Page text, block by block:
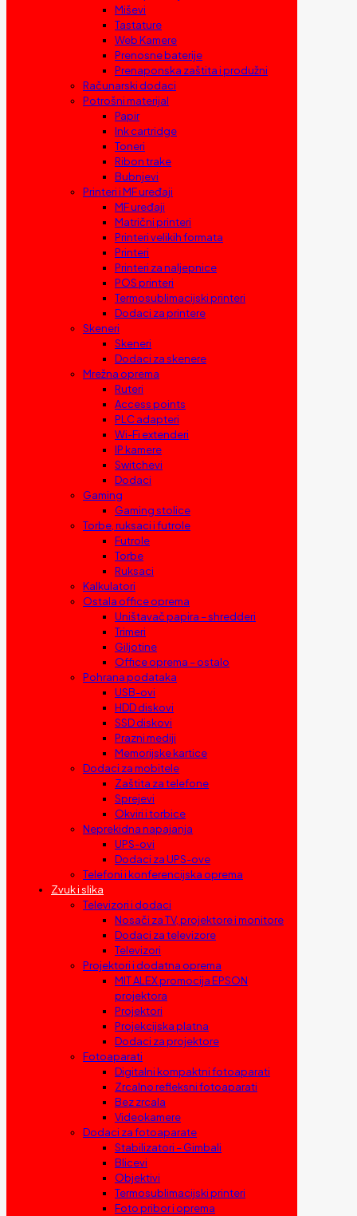
Miševi
Tastature
Web Kamere
Prenosne baterije
Prenaponska zaštita i produžni
Računarski dodaci
Potrošni materijal
Papir
Ink cartridge
Toneri
Ribon trake
Bubnjevi
Printeri i MF uređaji
MF uređaji
Matrični printeri
Printeri velikih formata
Printeri
Printeri za naljepnice
POS printeri
Termosublimacijski printeri
Dodaci za printere
Skeneri
Skeneri
Dodaci za skenere
Mrežna oprema
Ruteri
Access points
PLC adapteri
Wi-Fi extenderi
IP kamere
Switchevi
Dodaci
Gaming
Gaming stolice
Torbe, ruksaci i futrole
Futrole
Torbe
Ruksaci
Kalkulatori
Ostala office oprema
Uništavač papira – shredderi
Trimeri
Giljotine
Office oprema – ostalo
Pohrana podataka
USB-ovi
HDD diskovi
SSD diskovi
Prazni mediji
Memorijske kartice
Dodaci za mobitele
Zaštita za telefone
Sprejevi
Okviri i torbice
Neprekidna napajanja
UPS-ovi
Dodaci za UPS-ove
Telefoni i konferencijska oprema
Zvuk i slika
Televizori i dodaci
Nosači za TV, projektore i monitore
Dodaci za televizore
Televizori
Projektori i dodatna oprema
MIT ALEX promocija EPSON
projektora
Projektori
Projekcijska platna
Dodaci za projektore
Fotoaparati
Digitalni kompaktni fotoaparati
Zrcalno refleksni fotoaparati
Bez zrcala
Videokamere
Dodaci za fotoaparate
Stabilizatori – Gimbali
Blicevi
Objektivi
Termosublimacijski printeri
Foto pribor i oprema